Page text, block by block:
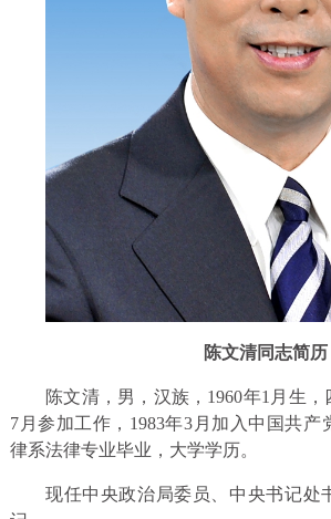
陈文清同志简历
陈文清，男，汉族，1960年1月生，
7月参加工作，1983年3月加入中国共产
律系法律专业毕业，大学学历。
现任中央政治局委员、中央书记处